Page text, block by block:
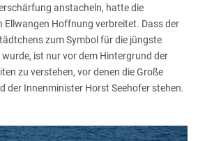
anstacheln, hatte die
Ellwangen Hoffnung verbreitet. Dass der
zum Symbol für die jüngste
ist nur vor dem Hintergrund der
zu verstehen, vor denen die Große
der Innenminister Horst Seehofer stehen.